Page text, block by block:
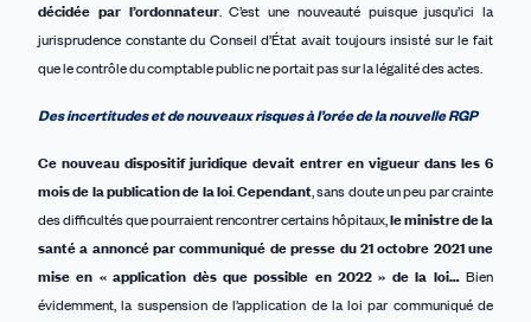
décidée par l’ordonnateur. C’est une nouveauté puisque jusqu’ici la
jurisprudence constante du Conseil d’État avait toujours insisté sur le fait
que le contrôle du comptable public ne portait pas sur la légalité des actes.
Desincertitudes et de nouveaux risquesà l’orée de la nouvelle RGP
Ce nouveau dispositif juridique devait entrer en vigueur dans les 6
mois de la publication de la loi.Cependant, sans doute un peu par crainte
des difficultés que pourraient rencontrer certains hôpitaux,le ministre de la
santé a annoncé par communiqué de presse du 21 octobre 2021 une
mise en « application dès que possible en 2022 » de la loi…Bien
évidemment, la suspension de l’application de la loi par communiqué de